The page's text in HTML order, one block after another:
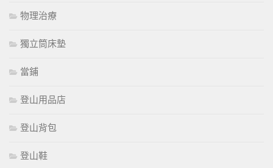
物理治療
獨立筒床墊
當鋪
登山用品店
登山背包
登山鞋